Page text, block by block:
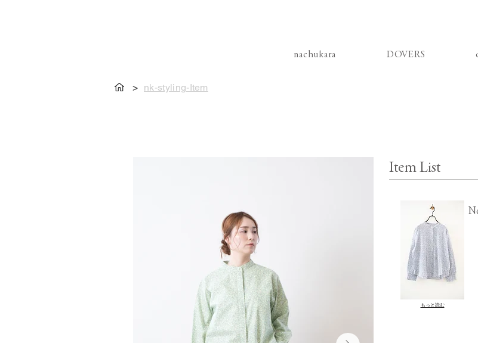
nachukara DOVERS
> nk-styling-Item
Item List
もっと読む